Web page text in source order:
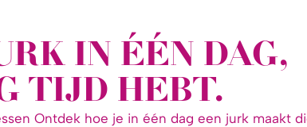
IN ÉÉN DAG,
TIJD HEBT.
Ontdek hoe je in één dag een jurk maakt